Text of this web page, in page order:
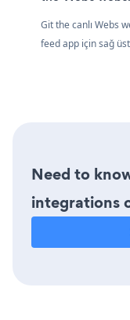
Git the canlı Webs
feed app için sağ
Need to
integrations